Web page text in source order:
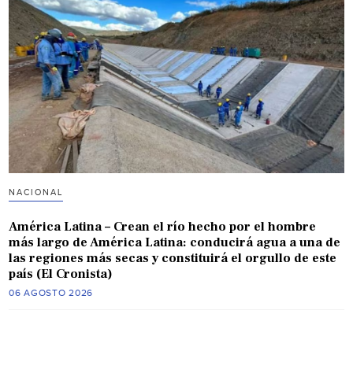
NACIONAL
América Latina – Crean el río hecho por el hombre
más largo de América Latina: conducirá agua a una de
las regiones más secas y constituirá el orgullo de este
país (El Cronista)
06 AGOSTO 2026